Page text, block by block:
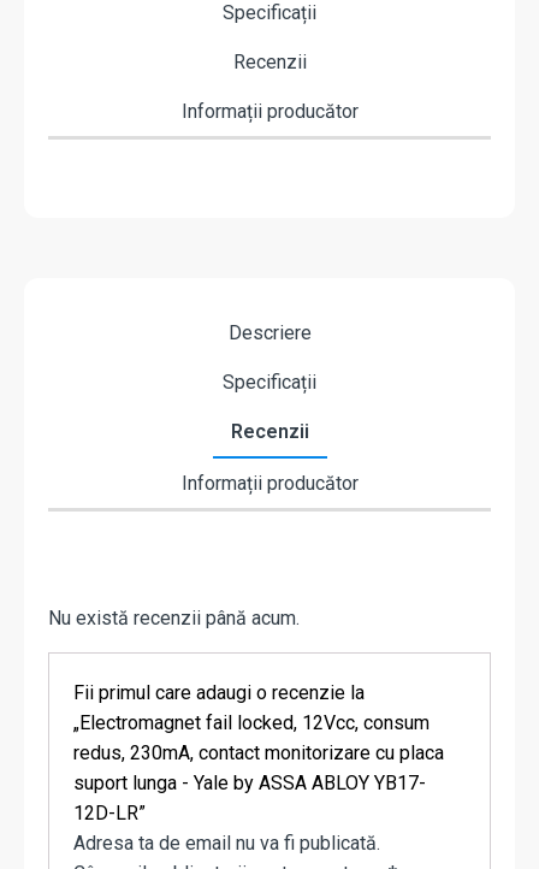
Specificații
Recenzii
Informații producător
Descriere
Specificații
Recenzii
Informații producător
Nu există recenzii până acum.
Fii primul care adaugi o recenzie la
„Electromagnet fail locked, 12Vcc, consum
redus, 230mA, contact monitorizare cu placa
suport lunga - Yale by ASSA ABLOY YB17-
12D-LR”
Adresa ta de email nu va fi publicată.